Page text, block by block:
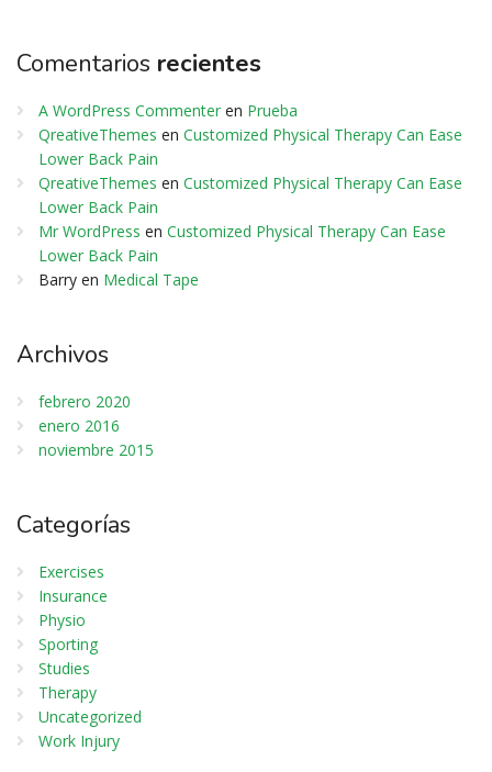
Comentarios recientes
A WordPress Commenter en Prueba
QreativeThemes en Customized Physical Therapy Can Ease
Lower Back Pain
QreativeThemes en Customized Physical Therapy Can Ease
Lower Back Pain
Mr WordPress en Customized Physical Therapy Can Ease
Lower Back Pain
Barry en Medical Tape
Archivos
febrero 2020
enero 2016
noviembre 2015
Categorías
Exercises
Insurance
Physio
Sporting
Studies
Therapy
Uncategorized
Work Injury